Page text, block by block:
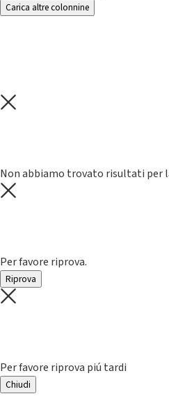
Carica altre colonnine
Non abbiamo trovato risultati per
Per favore riprova.
Riprova
Per favore riprova piú tardi
Chiudi